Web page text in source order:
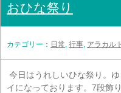
おひな祭り
カテゴリー： 日常, 行事, アラカルト
今日はうれしいひな祭り。
イになっております。7段飾